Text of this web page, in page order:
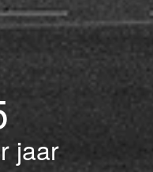
jaar